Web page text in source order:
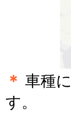
＊ 車種
す。